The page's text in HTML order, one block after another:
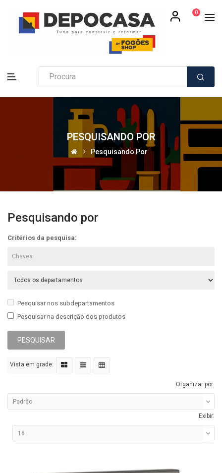
0
PESQUISANDO POR
Pesquisando Por
Pesquisando por
Critérios da pesquisa:
Pesquisar nos subdepartamentos
Pesquisar na descrição dos produtos
Vista em grade:
Organizar por:
Exibir: